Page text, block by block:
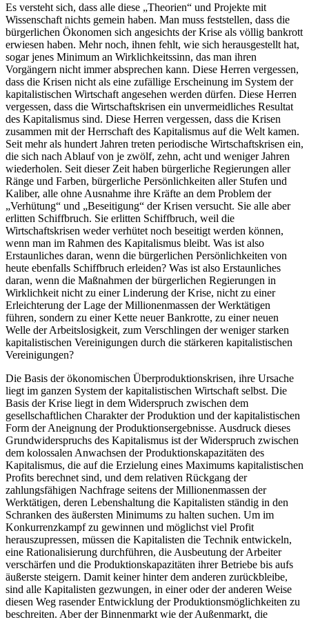
Es versteht sich, dass alle diese „Theorien“ und Projekte mit
Wissenschaft nichts gemein haben. Man muss feststellen, dass die
bürgerlichen Ökonomen sich angesichts der Krise als völlig bankrott
erwiesen haben. Mehr noch, ihnen fehlt, wie sich herausgestellt hat,
sogar jenes Minimum an Wirklichkeitssinn, das man ihren
Vorgängern nicht immer absprechen kann. Diese Herren vergessen,
dass die Krisen nicht als eine zufällige Erscheinung im System der
kapitalistischen Wirtschaft angesehen werden dürfen. Diese Herren
vergessen, dass die Wirtschaftskrisen ein unvermeidliches Resultat
des Kapitalismus sind. Diese Herren vergessen, dass die Krisen
zusammen mit der Herrschaft des Kapitalismus auf die Welt kamen.
Seit mehr als hundert Jahren treten periodische Wirtschaftskrisen ein,
die sich nach Ablauf von je zwölf, zehn, acht und weniger Jahren
wiederholen. Seit dieser Zeit haben bürgerliche Regierungen aller
Ränge und Farben, bürgerliche Persönlichkeiten aller Stufen und
Kaliber, alle ohne Ausnahme ihre Kräfte an dem Problem der
„Verhütung“ und „Beseitigung“ der Krisen versucht. Sie alle aber
erlitten Schiffbruch. Sie erlitten Schiffbruch, weil die
Wirtschaftskrisen weder verhütet noch beseitigt werden können,
wenn man im Rahmen des Kapitalismus bleibt. Was ist also
Erstaunliches daran, wenn die bürgerlichen Persönlichkeiten von
heute ebenfalls Schiffbruch erleiden? Was ist also Erstaunliches
daran, wenn die Maßnahmen der bürgerlichen Regierungen in
Wirklichkeit nicht zu einer Linderung der Krise, nicht zu einer
Erleichterung der Lage der Millionenmassen der Werktätigen
führen, sondern zu einer Kette neuer Bankrotte, zu einer neuen
Welle der Arbeitslosigkeit, zum Verschlingen der weniger starken
kapitalistischen Vereinigungen durch die stärkeren kapitalistischen
Vereinigungen?
Die Basis der ökonomischen Überproduktionskrisen, ihre Ursache
liegt im ganzen System der kapitalistischen Wirtschaft selbst. Die
Basis der Krise liegt in dem Widerspruch zwischen dem
gesellschaftlichen Charakter der Produktion und der kapitalistischen
Form der Aneignung der Produktionsergebnisse. Ausdruck dieses
Grundwiderspruchs des Kapitalismus ist der Widerspruch zwischen
dem kolossalen Anwachsen der Produktionskapazitäten des
Kapitalismus, die auf die Erzielung eines Maximums kapitalistischen
Profits berechnet sind, und dem relativen Rückgang der
zahlungsfähigen Nachfrage seitens der Millionenmassen der
Werktätigen, deren Lebenshaltung die Kapitalisten ständig in den
Schranken des äußersten Minimums zu halten suchen. Um im
Konkurrenzkampf zu gewinnen und möglichst viel Profit
herauszupressen, müssen die Kapitalisten die Technik entwickeln,
eine Rationalisierung durchführen, die Ausbeutung der Arbeiter
verschärfen und die Produktionskapazitäten ihrer Betriebe bis aufs
äußerste steigern. Damit keiner hinter dem anderen zurückbleibe,
sind alle Kapitalisten gezwungen, in einer oder der anderen Weise
diesen Weg rasender Entwicklung der Produktionsmöglichkeiten zu
beschreiten. Aber der Binnenmarkt wie der Außenmarkt, die